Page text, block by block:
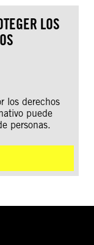
LOS
los derechos
puede
personas.